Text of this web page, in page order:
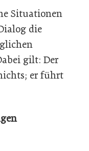
Situationen
die
gilt: Der
er führt